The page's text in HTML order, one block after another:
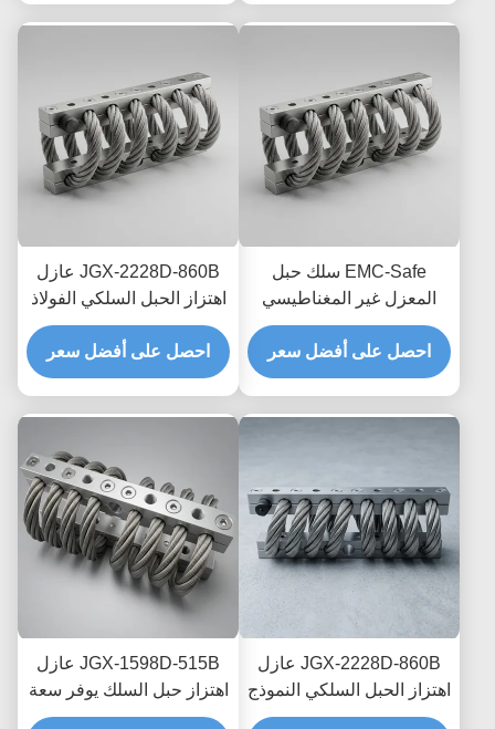
EMC-Safe سلك حبل
المعزل غير المغناطيسي
JGX-2228D-665B حامل
تبديد الصدمات العابر
للإلكترونيات الدقيقة
احصل على أفضل سعر
JGX-2228D-860B عازل
اهتزاز الحبل السلكي الفولاذ
المقاوم للصدأ حياة طويلة
الصناعية مستمع الصدمات
احصل على أفضل سعر
JGX-2228D-860B عازل
اهتزاز الحبل السلكي النموذج
السريع التجميع السريع
JGX-1598D-515B عازل
اهتزاز حبل السلك يوفر سعة
تحميل قابلة للتطوير وعزل